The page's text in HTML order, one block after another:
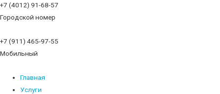
+7 (4012) 91-68-57
Городской номер
+7 (911) 465-97-55
Мобильный
Главная
Услуги